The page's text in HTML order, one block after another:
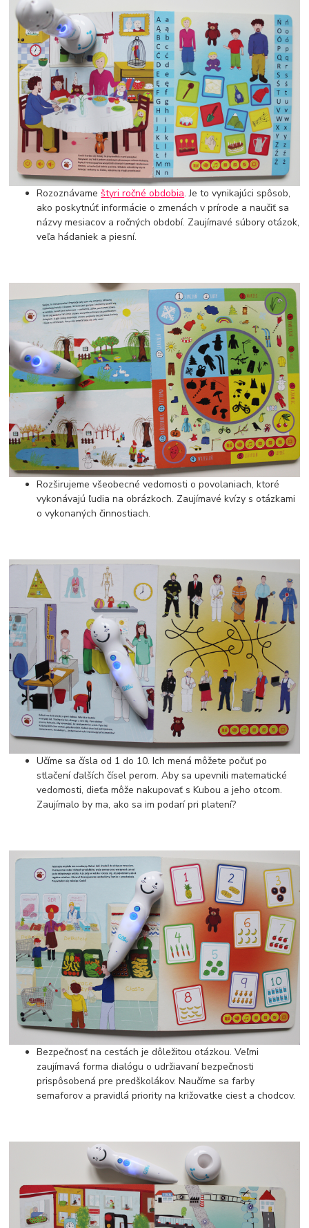
Rozoznávameštyri ročné obdobia. Je to vynikajúci spôsob,
ako poskytnúť informácie o zmenách v prírode a naučiť sa
názvy mesiacov a ročných období. Zaujímavé súbory otázok,
veľa hádaniek a piesní.
Rozširujeme všeobecné vedomosti o povolaniach, ktoré
vykonávajú ľudia na obrázkoch. Zaujímavé kvízy s otázkami
o vykonaných činnostiach.
Učíme sa čísla od 1 do 10. Ich mená môžete počuť po
stlačení ďalších čísel perom. Aby sa upevnili matematické
vedomosti, dieťa môže nakupovať s Kubou a jeho otcom.
Zaujímalo by ma, ako sa im podarí pri platení?
Bezpečnosť na cestách je dôležitou otázkou. Veľmi
zaujímavá forma dialógu o udržiavaní bezpečnosti
prispôsobená pre predškolákov. Naučíme sa farby
semaforov a pravidlá priority na križovatke ciest a chodcov.